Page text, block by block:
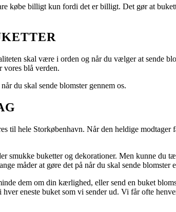
købe billigt kun fordi det er billigt. Det gør at
skal være i orden og når du vælger at sende
vores blå verden.
du skal sende blomster gennem os.
til hele Storkøbenhavn. Når den heldige
smukke buketter og dekorationer. Men kunne du
måder at gøre det på når du skal sende blomster
dem om din kærlighed, eller send en buket
eneste buket som vi sender ud. Vi får ofte